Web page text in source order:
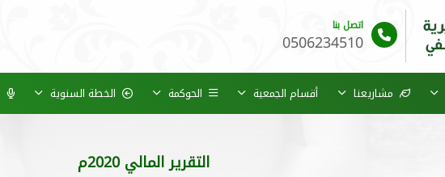
اتصل بنا
0506234510
مشاريعنا أقسام الجمعية الحوكمة الخطة السنوية
التقرير المالي 2020م